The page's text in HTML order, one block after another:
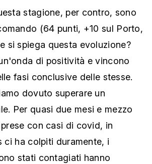
stagione, per contro, sono
(64 punti, +10 sul Porto,
si spiega questa evoluzione?
di positività e vincono
fasi conclusive delle stesse.
dovuto superare un
Per quasi due mesi e mezzo
con casi di covid, in
ci ha colpiti duramente, i
stati contagiati hanno